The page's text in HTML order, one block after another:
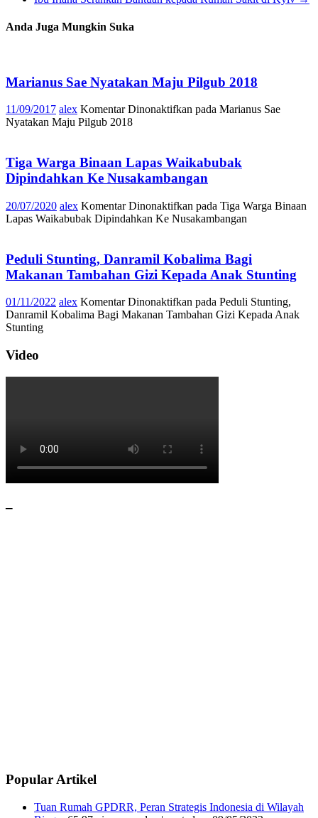
Anda Juga Mungkin Suka
Marianus Sae Nyatakan Maju Pilgub 2018
11/09/2017 alex Komentar Dinonaktifkan pada Marianus Sae
Nyatakan Maju Pilgub 2018
Tiga Warga Binaan Lapas Waikabubak
Dipindahkan Ke Nusakambangan
20/07/2020 alex Komentar Dinonaktifkan pada Tiga Warga Binaan
Lapas Waikabubak Dipindahkan Ke Nusakambangan
Peduli Stunting, Danramil Kobalima Bagi
Makanan Tambahan Gizi Kepada Anak Stunting
01/11/2022 alex Komentar Dinonaktifkan pada Peduli Stunting,
Danramil Kobalima Bagi Makanan Tambahan Gizi Kepada Anak
Stunting
Video
–
Popular Artikel
Tuan Rumah GPDRR, Peran Strategis Indonesia di Wilayah